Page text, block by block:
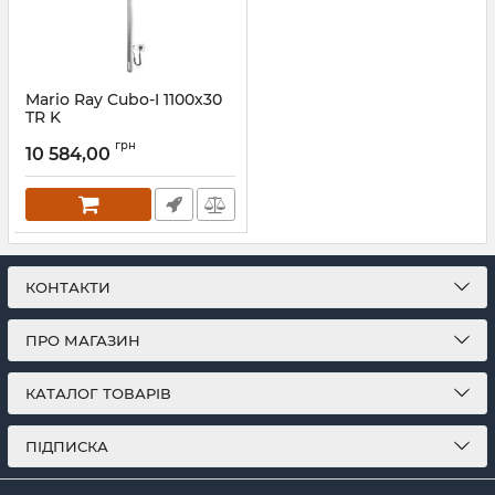
Mario Ray Cubo-I 1100х30
TR K
10 584,00 грн
КОНТАКТИ
ПРО МАГАЗИН
КАТАЛОГ ТОВАРІВ
ПІДПИСКА